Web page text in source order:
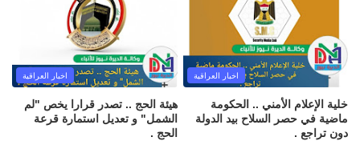
اخبار العراقية
خلية الإعلام الأمني .. الحكومة
ماضية في حصر السلاح بيد الدولة
دون تراجع .
اخبار العراقية
هيئة الحج .. تصدر قرارا يخص "لم
الشمل" و تعديل استمارة قرعة
الحج .